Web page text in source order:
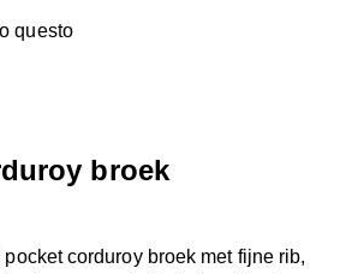
questo
broek
corduroy broek met fijne rib,